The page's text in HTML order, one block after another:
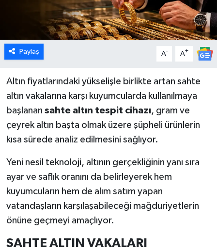
Paylaş A- A+
Altın fiyatlarındaki yükselişle birlikte artan sahte
altın vakalarına karşı kuyumcularda kullanılmaya
başlanan sahte altın tespit cihazı, gram ve
çeyrek altın başta olmak üzere şüpheli ürünlerin
kısa sürede analiz edilmesini sağlıyor.
Yeni nesil teknoloji, altının gerçekliğinin yanı sıra
ayar ve saflık oranını da belirleyerek hem
kuyumcuların hem de alım satım yapan
vatandaşların karşılaşabileceği mağduriyetlerin
önüne geçmeyi amaçlıyor.
SAHTE ALTIN VAKALARI
Foto Galeri
Gediz
Genel
Gündem
Hisarcık
Köşe Yazıları
Kültür Sanat
Kütahya